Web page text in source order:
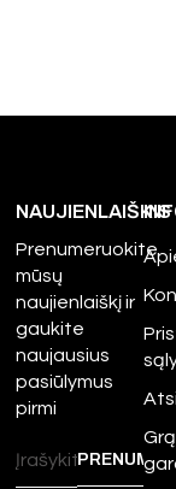
NAUJIENLAIŠKIS
Prenumeruokite
mūsų
naujienlaiškį ir
gaukite
naujausius
pasiūlymus
pirmi